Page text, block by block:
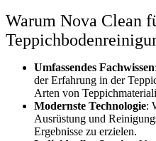
Warum Nova Clean
Umfassendes Fachwissen
der Erfahrung in der
Arten von
Modernste Technologie:
Ausrüstung und
Ergebnisse zu erzielen.